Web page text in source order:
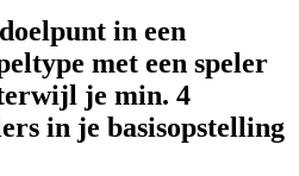
in een
met een speler
je min. 4
in je basisopstelling